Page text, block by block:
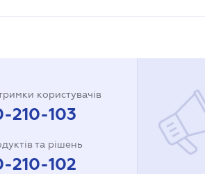
користувачів
210-103
та рішень
210-102